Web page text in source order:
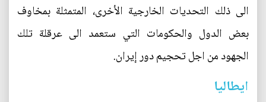
الى ذلك التحديات الخارجية الأخرى، المتمثلة بمخاوف
بعض الدول والحكومات التي ستعمد الى عرقلة تلك
الجهود من اجل تحجيم دور إيران.
ايطاليا